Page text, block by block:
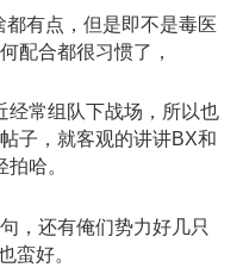
有点，但是即不是毒医
配合都很习惯了，
常组队下战场，所以也
子，就客观的讲讲BX和
哈。
还有俺们势力好几只
蛮好。